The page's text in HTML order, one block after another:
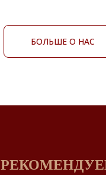
БОЛЬШЕ О НАС